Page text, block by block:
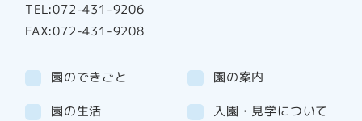
TEL:072-431-9206
FAX:072-431-9208
園のできごと 園の案内
園の生活 入園・見学について